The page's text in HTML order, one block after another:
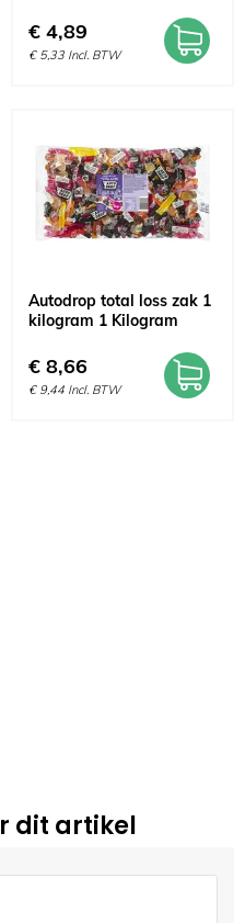
€ 4,89
€ 5,33 Incl. BTW
Autodrop total loss zak 1
kilogram 1 Kilogram
€ 8,66
€ 9,44 Incl. BTW
dit artikel